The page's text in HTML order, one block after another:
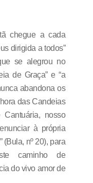
chegue a cada
dirigida a todos”
se alegrou no
de Graça” e “a
abandona os
das Candeias
nosso
à própria
(Bula, nº 20), para
caminho de
do vivo amor de